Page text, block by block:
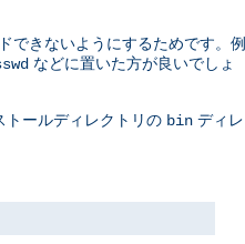
できないようにするためです。例
などに置いた方が良いでしょ
トールディレクトリの bin ディレ